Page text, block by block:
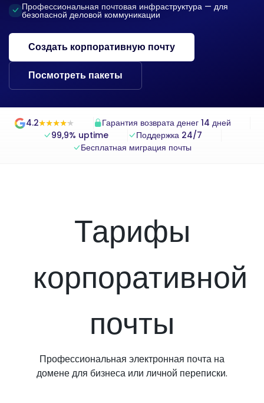
Профессиональная почтовая инфраструктура — для
безопасной деловой коммуникации
Создать корпоративную почту
Посмотреть пакеты
4.2★
★★
★★
★★
★★
★
Гарантия возврата денег 14 дней
99,9% uptime
Поддержка 24/7
Бесплатная миграция почты
Тарифы
корпоративной
почты
Профессиональная электронная почта на
домене для бизнеса или личной переписки.